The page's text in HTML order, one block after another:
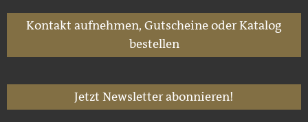
Kontakt aufnehmen, Gutscheine oder Katalog
bestellen
Jetzt Newsletter abonnieren!